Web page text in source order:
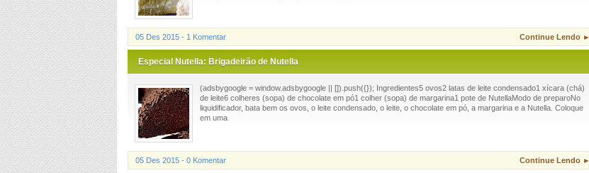
05 Des 2015 - 1 Komentar Continue Lendo ►
Especial Nutella: Brigadeirão de Nutella
(adsbygoogle = window.adsbygoogle || []).push({}); Ingredientes5 ovos2 latas de leite condensado1 xícara (chá)
de leite6 colheres (sopa) de chocolate em pó1 colher (sopa) de margarina1 pote de NutellaModo de preparoNo
liquidificador, bata bem os ovos, o leite condensado, o leite, o chocolate em pó, a margarina e a Nutella. Coloque
em uma
05 Des 2015 - 0 Komentar Continue Lendo ►